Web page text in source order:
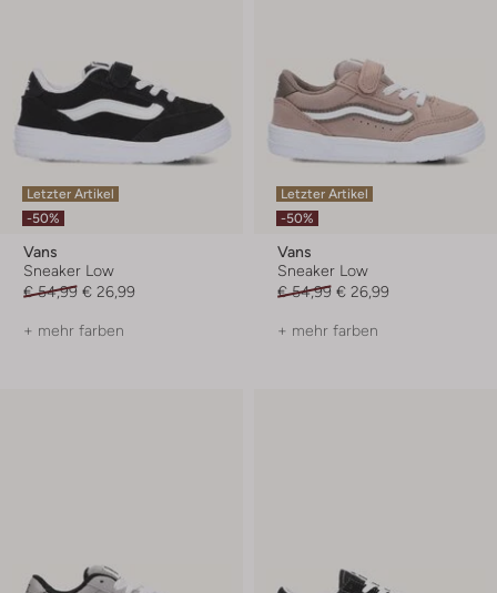
Letzter Artikel
-50%
Vans
Sneaker Low
€ 54,99 € 26,99
+ mehr farben
Letzter Artikel
-50%
Vans
Sneaker Low
€ 54,99 € 26,99
+ mehr farben